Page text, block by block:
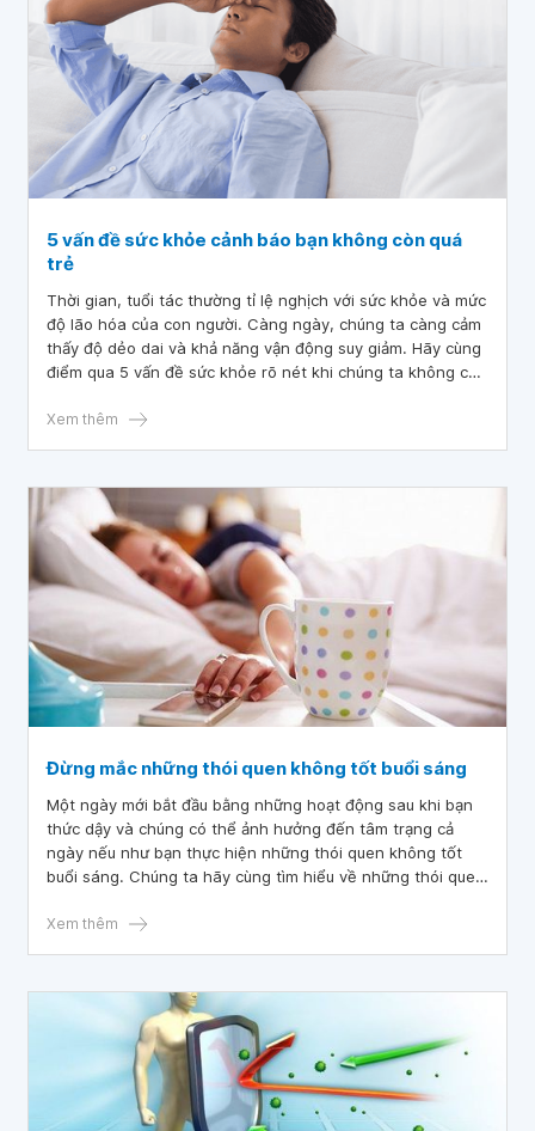
5 vấn đề sức khỏe cảnh báo bạn không còn quá
trẻ
Thời gian, tuổi tác thường tỉ lệ nghịch với sức khỏe và mức
độ lão hóa của con người. Càng ngày, chúng ta càng cảm
thấy độ dẻo dai và khả năng vận động suy giảm. Hãy cùng
điểm qua 5 vấn đề sức khỏe rõ nét khi chúng ta không còn
Xem thêm
Đừng mắc những thói quen không tốt buổi sáng
Một ngày mới bắt đầu bằng những hoạt động sau khi bạn
thức dậy và chúng có thể ảnh hưởng đến tâm trạng cả
ngày nếu như bạn thực hiện những thói quen không tốt
buổi sáng. Chúng ta hãy cùng tìm hiểu về những thói quen
Xem thêm